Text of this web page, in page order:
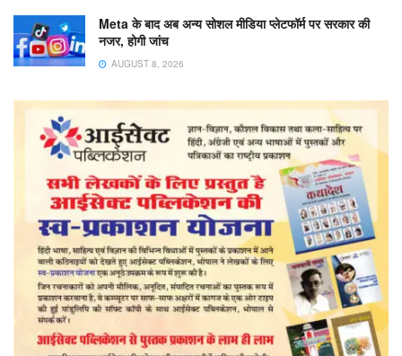
Meta के बाद अब अन्य सोशल मीडिया प्लेटफॉर्म पर सरकार की
नजर, होगी जांच
AUGUST 8, 2026